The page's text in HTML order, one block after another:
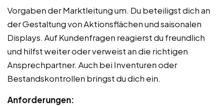
Vorgaben der Marktleitung um. Du beteiligst dich an
der Gestaltung von Aktionsflächen und saisonalen
Displays. Auf Kundenfragen reagierst du freundlich
und hilfst weiter oder verweist an die richtigen
Ansprechpartner. Auch bei Inventuren oder
Bestandskontrollen bringst du dich ein.
Anforderungen: